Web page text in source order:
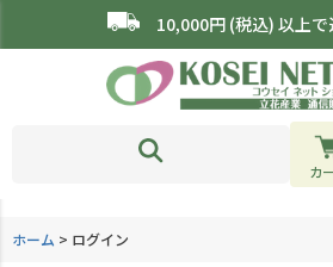
10,000円 (税込) 以上
カ
ホーム ログイン